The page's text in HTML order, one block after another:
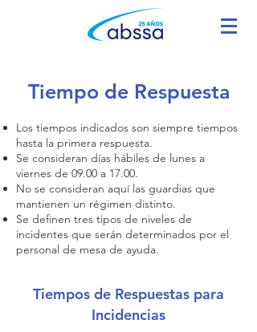
Tiempo de Respuesta
Los tiempos indicados son siempre tiempos
hasta la primera respuesta.
Se consideran días hábiles de lunes a
viernes de 09.00 a 17.00.
No se consideran aquí las guardias que
mantienen un régimen distinto.
Se definen tres tipos de niveles de
incidentes que serán determinados por el
personal de mesa de ayuda.
Tiempos de Respuestas para
Incidencias